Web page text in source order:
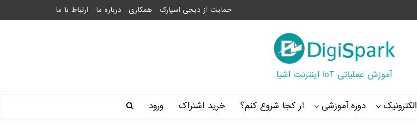
حمایت از دیجی اسپارک همکاری درباره ما ارتباط با ما
آموزش عملیاتی IoT اینترنت اشیا
الکترونیک دوره آموزشی از کجا شروع کنم؟ خرید اشتراک ورود